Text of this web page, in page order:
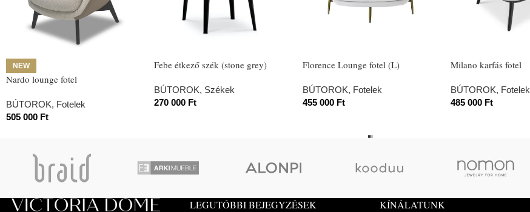
NEW
Nardo lounge fotel
BÚTOROK, Fotelek
505 000 Ft
Febe étkező szék (stone grey)
BÚTOROK, Székek
270 000 Ft
Florence Lounge fotel (L)
BÚTOROK, Fotelek
455 000 Ft
Milano karfás fotel
BÚTOROK, Fotelek
485 000 Ft
LEGUTÓBBI BEJEGYZÉSEK KÍNÁLATUNK